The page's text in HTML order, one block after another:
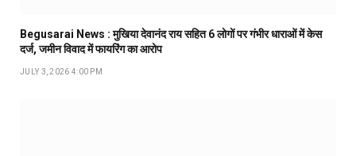
Begusarai News : मुखिया देवानंद राय सहित 6 लोगों पर गंभीर धाराओं में केस
दर्ज, जमीन विवाद में फायरिंग का आरोप
JULY 3, 2026 4:00 PM